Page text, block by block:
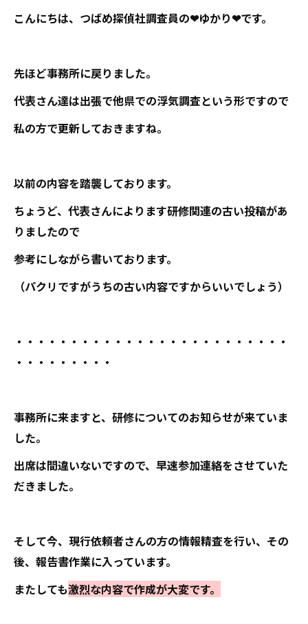
こんにちは、つばめ探偵社調査員の❤ゆかり❤です。
先ほど事務所に戻りました。
代表さん達は出張で他県での浮気調査という形ですので
私の方で更新しておきますね。
以前の内容を踏襲しております。
ちょうど、代表さんによります研修関連の古い投稿があ
りましたので
参考にしながら書いております。
（パクリですがうちの古い内容ですからいいでしょう）
・・・・・・・・・・・・・・・・・・・・・・・・・
・・・・・・・・・
事務所に来ますと、研修についてのお知らせが来ていま
した。
出席は間違いないですので、早速参加連絡をさせていた
だきました。
そして今、現行依頼者さんの方の情報精査を行い、その
後、報告書作業に入っています。
またしても激烈な内容で作成が大変です。